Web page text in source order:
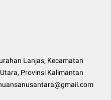
Lanjas, Kecamatan
Provinsi Kalimantan